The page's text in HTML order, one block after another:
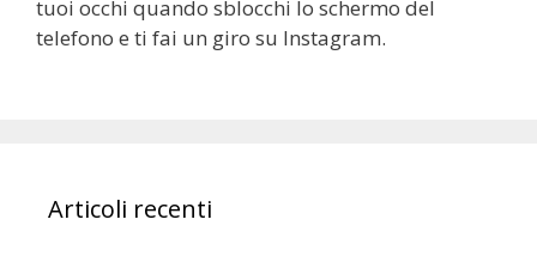
tuoi occhi quando sblocchi lo schermo del
telefono e ti fai un giro su Instagram.
Articoli recenti